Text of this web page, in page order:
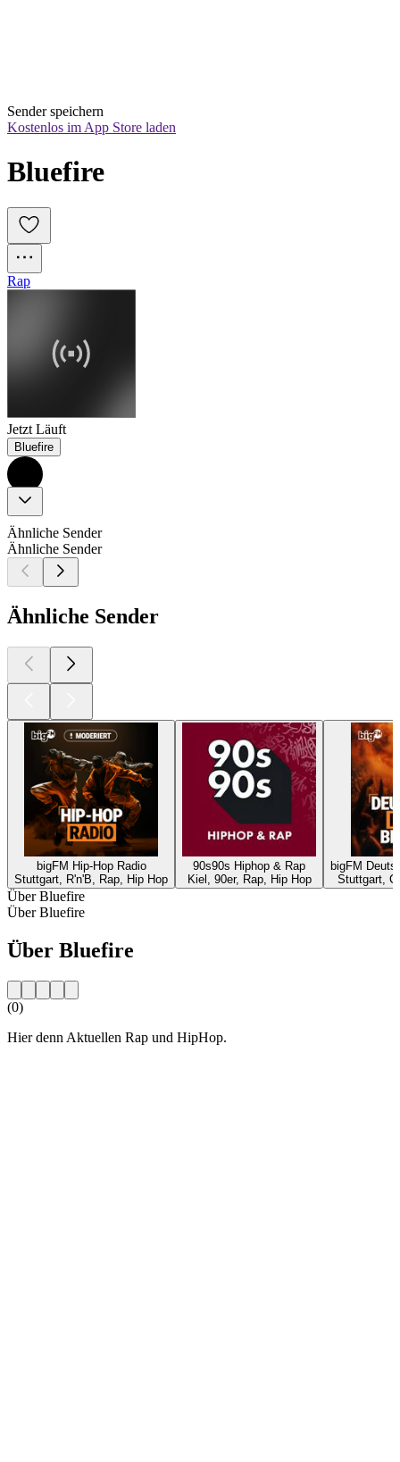
Sender speichern
Kostenlos im App Store laden
Bluefire
Rap
Jetzt Läuft
Bluefire
Ähnliche Sender
Ähnliche Sender
Ähnliche Sender
bigFM Hip-Hop Radio
Stuttgart, R'n'B, Rap, Hip Hop
90s90s Hiphop & Rap
Kiel, 90er, Rap, Hip Hop
bigFM
Stuttgart,
Über Bluefire
Über Bluefire
Über Bluefire
(0)
Hier denn Aktuellen Rap und HipHop.